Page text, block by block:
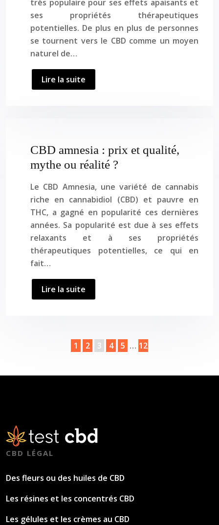
très populaire pour ses effets apaisants et
ses propriétés thérapeutiques
potentielles. De plus en plus de personnes
se tournent vers le CBD comme un moyen
naturel de…
Lire la suite
CBD amnesia : prix et qualité,
mythe ou réalité ?
Le CBD Amnesia, une variété de cannabis
riche en cannabidiol (CBD) et pauvre en
THC, a gagné en popularité ces dernières
années. Sa popularité est due à ses effets
relaxants et à ses propriétés
thérapeutiques potentielles, ce qui en
fait…
Lire la suite
1 2 3 4 5 … 12
CBD LÉGAL
Des fleurs ou des huiles de CBD
Les résines et les concentrés CBD
Les gélules et les crèmes au CBD